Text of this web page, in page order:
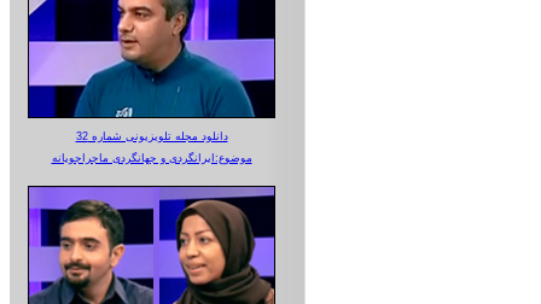
دانلود مجله تلویزیونی شماره 32
موضوع:ایرانگردی و جهانگردی ماجراجویانه